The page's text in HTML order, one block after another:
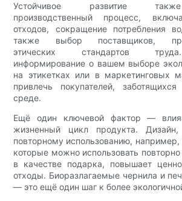
Устойчивое развитие
производственный процесс,
отходов, сокращение потребления
также выбор поставщиков,
этических стандартов
информирование о вашем выборе
на этикетках или в маркетинговых
привлечь покупателей,
среде.
Ещё один ключевой фактор —
жизненный цикл продукта. Дизайн,
повторному использованию,
которые можно использовать
в качестве подарка, повышает
отходы. Биоразлагаемые чернила и
— это ещё один шаг к более